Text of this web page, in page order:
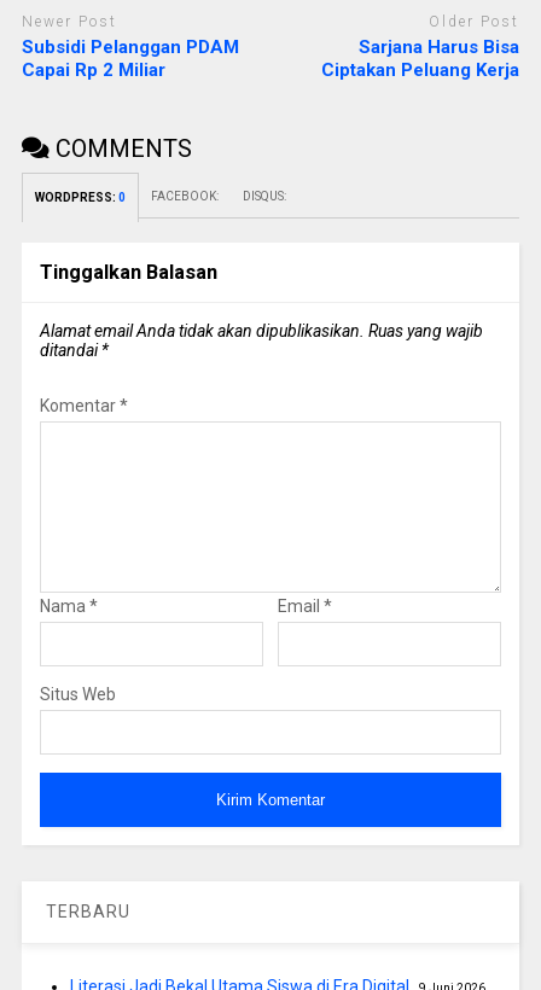
Newer Post
Subsidi Pelanggan PDAM
Capai Rp 2 Miliar
Older Post
Sarjana Harus Bisa
Ciptakan Peluang Kerja
COMMENTS
WORDPRESS: 0 FACEBOOK: DISQUS:
Tinggalkan Balasan
Alamat email Anda tidak akan dipublikasikan. Ruas yang wajib
ditandai*
Komentar*
Nama * Email *
Situs Web
TERBARU
Literasi Jadi Bekal Utama Siswa di Era Digital